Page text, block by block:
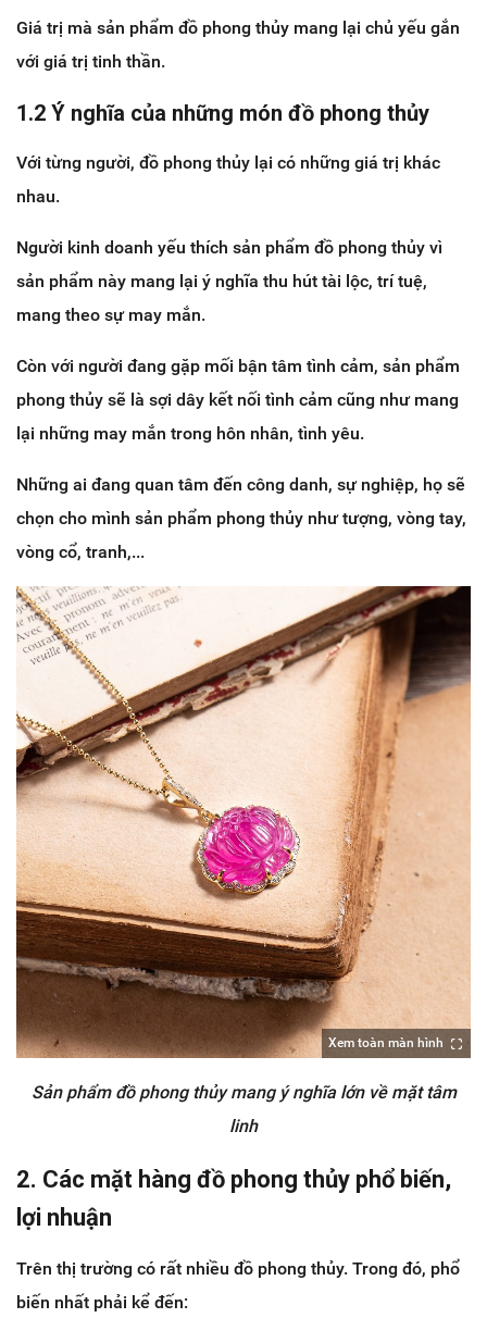
Giá trị mà sản phẩm đồ phong thủy mang lại chủ yếu gắn
với giá trị tinh thần.
1.2 Ý nghĩa của những món đồ phong thủy
Với từng người, đồ phong thủy lại có những giá trị khác
nhau.
Người kinh doanh yếu thích sản phẩm đồ phong thủy vì
sản phẩm này mang lại ý nghĩa thu hút tài lộc, trí tuệ,
mang theo sự may mắn.
Còn với người đang gặp mối bận tâm tình cảm, sản phẩm
phong thủy sẽ là sợi dây kết nối tình cảm cũng như mang
lại những may mắn trong hôn nhân, tình yêu.
Những ai đang quan tâm đến công danh, sự nghiệp, họ sẽ
chọn cho mình sản phẩm phong thủy như tượng, vòng tay,
vòng cổ, tranh,...
Xem toàn màn hình
Sản phẩm đồ phong thủy mang ý nghĩa lớn về mặt tâm
linh
2. Các mặt hàng đồ phong thủy phổ biến,
lợi nhuận
Trên thị trường có rất nhiều đồ phong thủy. Trong đó, phổ
biến nhất phải kể đến: